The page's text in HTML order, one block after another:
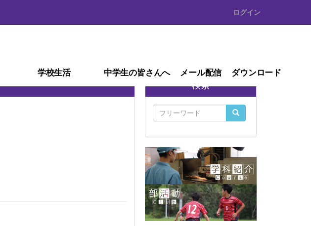
ログイン
学校生活 中学生の皆さんへ メール配信 ダウンロード
検索